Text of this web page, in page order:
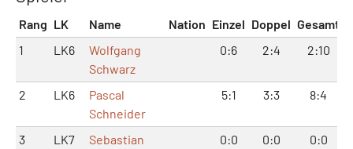
Rang LK Name Nation Einzel Doppel Gesamt
1
LK6
Wolfgang
Schwarz
0:6 2:4 2:10
2 LK6
Pascal
Schneider
5:1 3:3 8:4
3 LK7
Sebastian
0:0 0:0 0:0